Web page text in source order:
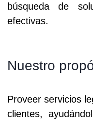
búsqueda de
efectivas.
Nuestro
Proveer servicios
clientes,